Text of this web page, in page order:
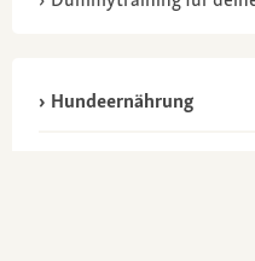
Hundeernährung